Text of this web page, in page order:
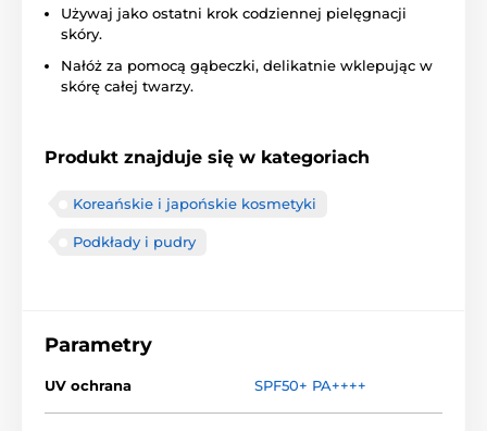
Używaj jako ostatni krok codziennej pielęgnacji
skóry.
Nałóż za pomocą gąbeczki, delikatnie wklepując w
skórę całej twarzy.
Produkt znajduje się w kategoriach
Koreańskie i japońskie kosmetyki
Podkłady i pudry
Parametry
UV ochrana SPF50+ PA++++